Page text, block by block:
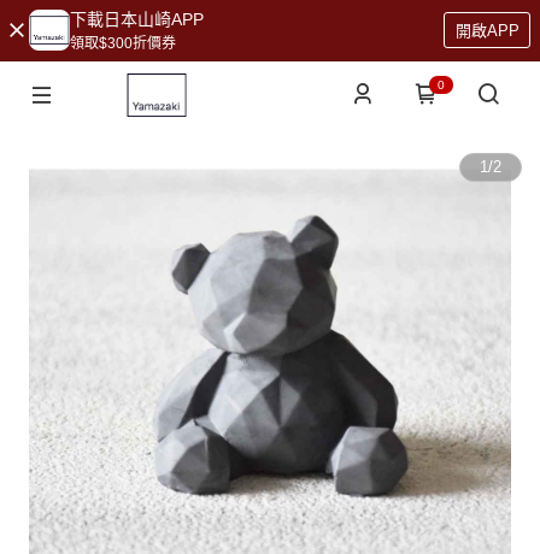
下載日本山崎APP
領取$300折價券
開啟APP
0
1/2